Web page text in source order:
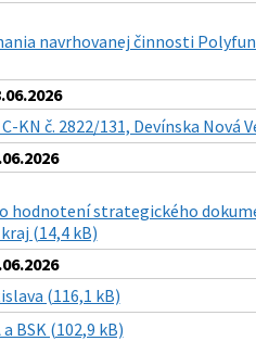
navrhovanej činnosti
KN č. 2822/131, Devínska Nová
hodnotení strategického
(14,4 kB)
(116,1 kB)
BSK (102,9 kB)